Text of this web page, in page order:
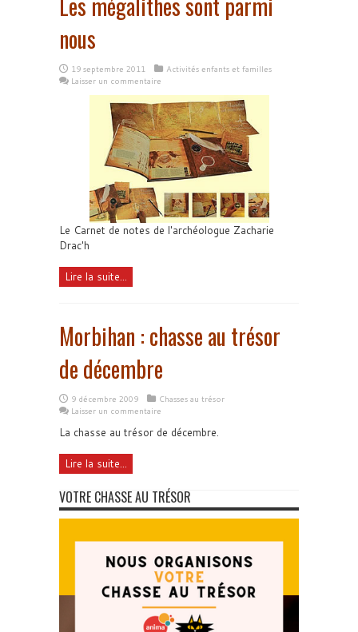
nous
19 septembre 2011
Activités enfants et familles
Laisser un commentaire
Le Carnet de notes de l'archéologue Zacharie
Drac'h
Lire la suite...
Morbihan : chasse au trésor
de décembre
9 décembre 2009
Chasses au trésor
Laisser un commentaire
La chasse au trésor de décembre.
Lire la suite...
VOTRE CHASSE AU TRÉSOR